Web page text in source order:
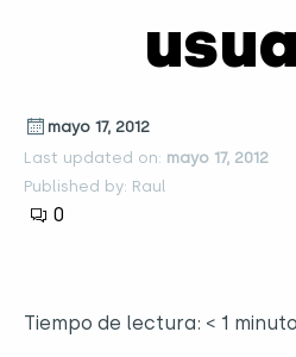
mayo 17, 2012
Last updated on: mayo 17, 2012
Published by: Raul
0
Tiempo de lectura: < 1 minuto